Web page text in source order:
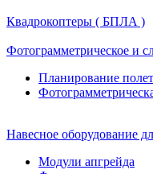
Квадрокоптеры ( БПЛА )
Фотограмметрическое и
Планирование
Навесное оборудование
Модули апгрейда